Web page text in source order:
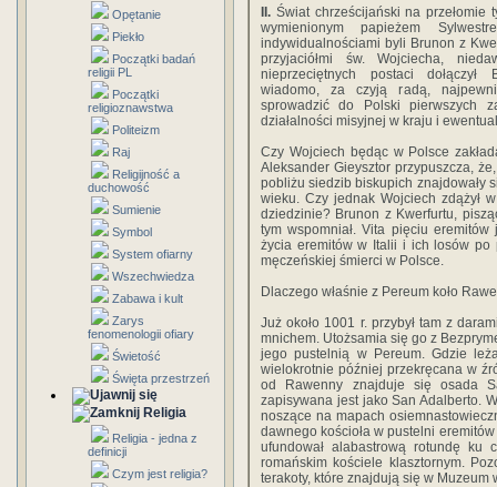
Opętanie
Piekło
Początki badań
religii PL
Początki
religioznawstwa
Politeizm
Raj
Religijność a
duchowość
Sumienie
Symbol
System ofiarny
Wszechwiedza
Zabawa i kult
Zarys
fenomenologii ofiary
Świetość
Święta przestrzeń
Religia
Religia - jedna z
definicji
Czym jest religia?
II. Świat chrześcijański na przełomie
wymienionym papieżem
indywidualnościami byli Brunon z
przyjaciółmi św. Wojciecha,
nieprzeciętnych postaci dołączył
wiadomo, za czyją radą,
sprowadzić do Polski pierwszych
działalności misyjnej w kraju i
Czy Wojciech będąc w Polsce
Aleksander Gieysztor przypuszcza,
pobliżu siedzib biskupich znajdowały
wieku. Czy jednak Wojciech zdążył
dziedzinie? Brunon z Kwerfurtu,
tym wspomniał. Vita pięciu
życia eremitów w Italii i ich losów
męczeńskiej śmierci w Polsce.
Dlaczego właśnie z Pereum koło
Już około 1001 r. przybył tam z
mnichem. Utożsamia się go z
jego pustelnią w Pereum. Gdzie
wielokrotnie później przekręcana w
od Rawenny znajduje się osada
zapisywana jest jako San Adalberto.
noszące na mapach
dawnego kościoła w pustelni
ufundował alabastrową rotundę
romańskim kościele klasztornym.
terakoty, które znajdują się w Muzeum